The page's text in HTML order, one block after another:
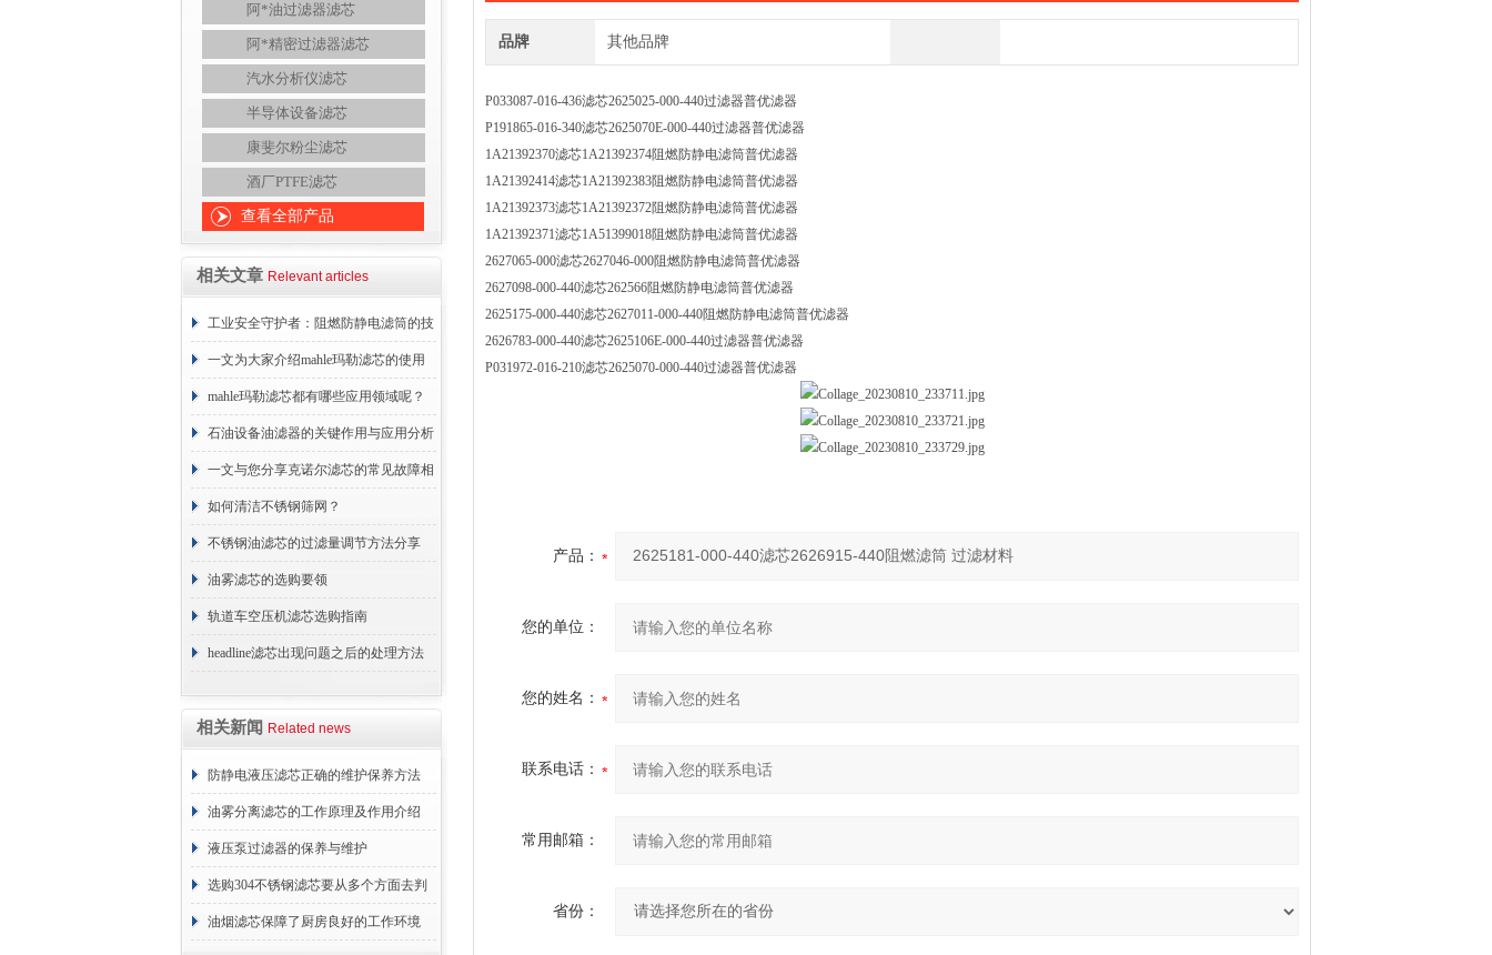
阿*油过滤器滤芯
阿*精密过滤器滤芯
汽水分析仪滤芯
半导体设备滤芯
康斐尔粉尘滤芯
酒厂PTFE滤芯
查看全部产品
相关文章 Relevant articles
工业安全守护者：阻燃防静电滤筒的技
术原理与应用解析
一文为大家介绍mahle玛勒滤芯的使用
原理
mahle玛勒滤芯都有哪些应用领域呢？
石油设备油滤器的关键作用与应用分析
一文与您分享克诺尔滤芯的常见故障相
应解决方法
如何清洁不锈钢筛网？
不锈钢油滤芯的过滤量调节方法分享
油雾滤芯的选购要领
轨道车空压机滤芯选购指南
headline滤芯出现问题之后的处理方法
相关新闻 Related news
防静电液压滤芯正确的维护保养方法
油雾分离滤芯的工作原理及作用介绍
液压泵过滤器的保养与维护
选购304不锈钢滤芯要从多个方面去判
断
油烟滤芯保障了厨房良好的工作环境
品牌 其他品牌
P033087-016-436滤芯2625025-000-440过滤器普优滤器
P191865-016-340滤芯2625070E-000-440过滤器普优滤器
1A21392370滤芯1A21392374阻燃防静电滤筒普优滤器
1A21392414滤芯1A21392383阻燃防静电滤筒普优滤器
1A21392373滤芯1A21392372阻燃防静电滤筒普优滤器
1A21392371滤芯1A51399018阻燃防静电滤筒普优滤器
2627065-000滤芯2627046-000阻燃防静电滤筒普优滤器
2627098-000-440滤芯262566阻燃防静电滤筒普优滤器
2625175-000-440滤芯2627011-000-440阻燃防静电滤筒普优滤器
2626783-000-440滤芯2625106E-000-440过滤器普优滤器
P031972-016-210滤芯2625070-000-440过滤器普优滤器
产品：
您的单位：
您的姓名：
联系电话：
常用邮箱：
省份：